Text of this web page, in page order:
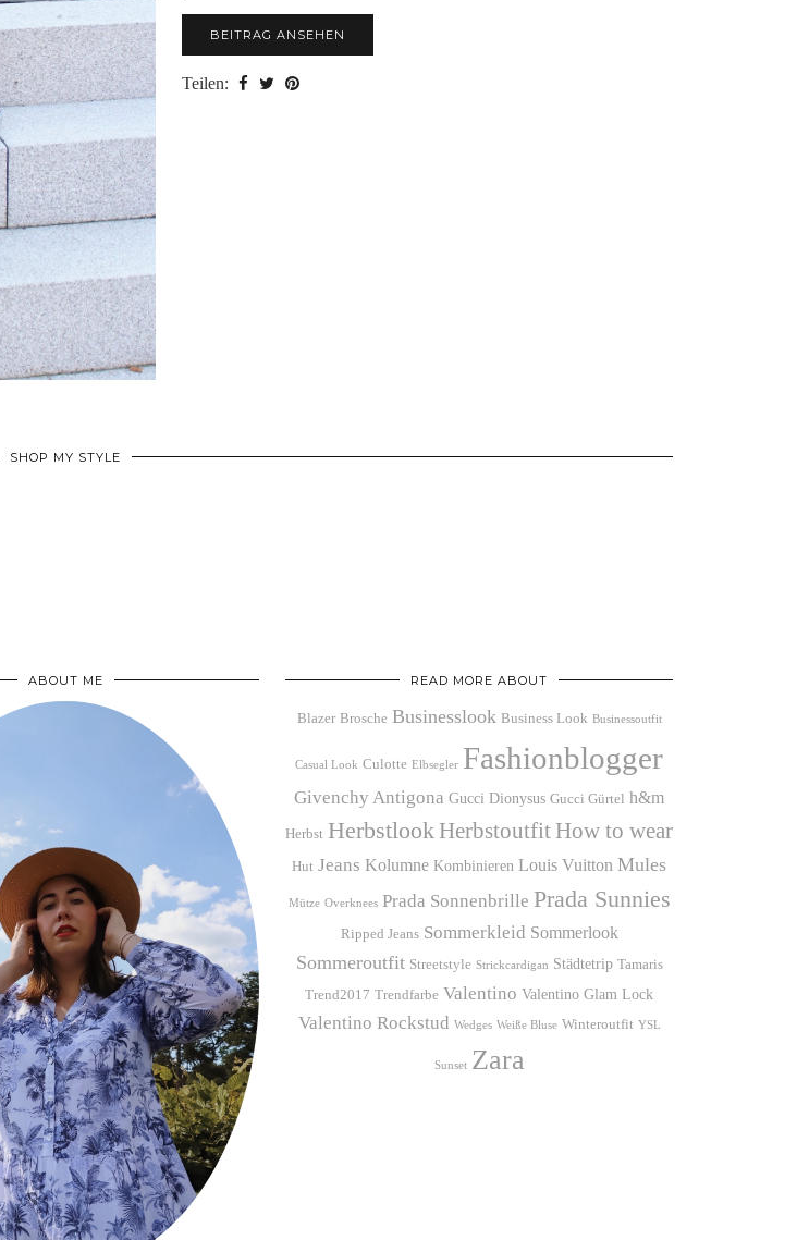
BEITRAG ANSEHEN
Teilen:
SHOP MY STYLE
ABOUT ME READ MORE ABOUT
Blazer Brosche Businesslook Business Look Businessoutfit
Casual Look Culotte Elbsegler Fashionblogger
Givenchy Antigona Gucci Dionysus Gucci Gürtel h&m
Herbst Herbstlook Herbstoutfit How to wear
Hut Jeans Kolumne Kombinieren Louis Vuitton Mules
Mütze Overknees Prada Sonnenbrille Prada Sunnies
Ripped Jeans Sommerkleid Sommerlook
Sommeroutfit Streetstyle Strickcardigan Städtetrip Tamaris
Trend2017 Trendfarbe Valentino Valentino Glam Lock
Valentino Rockstud Wedges Weiße Bluse Winteroutfit YSL
Sunset Zara